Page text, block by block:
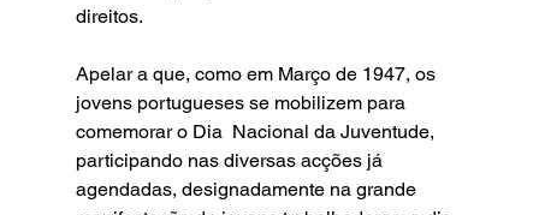
direitos.
Apelar a que, como em Março de 1947, os
jovens portugueses se mobilizem para
comemorar o Dia  Nacional da Juventude,
participando nas diversas acções já
agendadas, designadamente na grande